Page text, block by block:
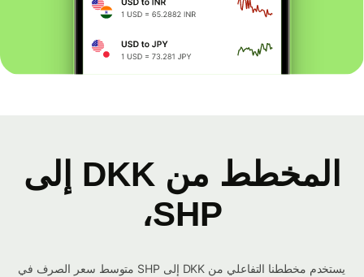
المخطط من DKK إلى
SHP،
يستخدم مخططنا التفاعلي من DKK إلى SHP متوسط ​​سعر الصرف في